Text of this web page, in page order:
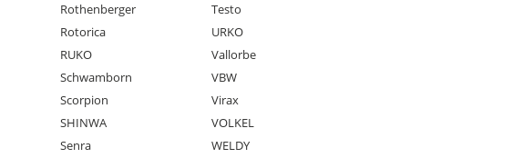
Rothenberger
Rotorica
RUKO
Schwamborn
Scorpion
SHINWA
Senra
Testo
URKO
Vallorbe
VBW
Virax
VOLKEL
WELDY